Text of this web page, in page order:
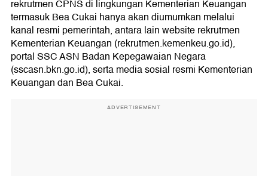
rekrutmen CPNS di lingkungan Kementerian Keuangan
termasuk Bea Cukai hanya akan diumumkan melalui
kanal resmi pemerintah, antara lain website rekrutmen
Kementerian Keuangan (rekrutmen.kemenkeu.go.id),
portal SSC ASN Badan Kepegawaian Negara
(sscasn.bkn.go.id), serta media sosial resmi Kementerian
Keuangan dan Bea Cukai.
ADVERTISEMENT